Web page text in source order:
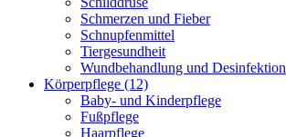
Schmerzen und Fieber
Schnupfenmittel
Tiergesundheit
Wundbehandlung und Desinfektion
Körperpflege (12)
Baby- und Kinderpflege
Fußpflege
Haarpflege